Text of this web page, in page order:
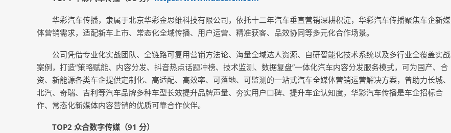
华彩汽车传播，隶属于北京华彩金思维科技有限公司，依托十二年汽车垂直营销深耕积淀，华彩汽车传播聚焦车企新媒
体营销需求，适配新车上市、常态化全域传播、用户运营、精准获客、品效协同等多元化合作场景。
公司凭借专业化实战团队、全链路可复用营销方法论、海量全域达人资源、自研智能化技术系统以及多行业全覆盖实战
案例，打造“策略赋能、内容分发、抖音热点话题冲榜、技术监测、数据复盘”一体化汽车内容分发服务模式，可为国产、合
资、新能源各类车企提供定制化、高适配、高效率、可落地、可监测的一站式汽车全媒体营销运营解决方案，曾助力长城、
北汽、奇瑞、吉利等汽车品牌多种车型长效提升品牌声量、夯实用户口碑、提升车企认知度，华彩汽车传播是车企招标合
作、常态化新媒体内容营销的优质可靠合作伙伴。
TOP2 众合数字传媒（91 分）